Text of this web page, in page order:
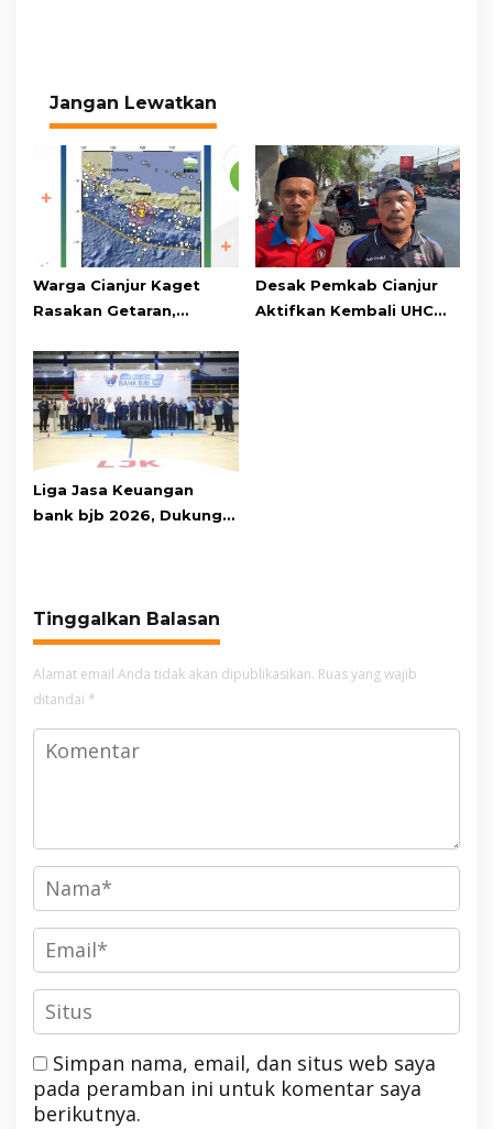
Jangan Lewatkan
Warga Cianjur Kaget
Rasakan Getaran,
Berpusat di
Pangandaran
Desak Pemkab Cianjur
Aktifkan Kembali UHC
Liga Jasa Keuangan
bank bjb 2026, Dukung
Tinggalkan Balasan
Alamat email Anda tidak akan dipublikasikan. Ruas yang wajib
ditandai *
Simpan nama, email, dan situs web saya
pada peramban ini untuk komentar saya
berikutnya.